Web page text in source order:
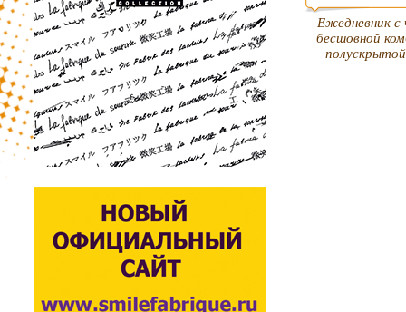
Ежедневник с
бесшовной